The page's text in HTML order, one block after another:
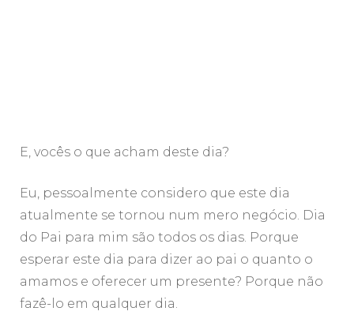
E, vocês o que acham deste dia?
Eu, pessoalmente considero que este dia
atualmente se tornou num mero negócio. Dia
do Pai para mim são todos os dias. Porque
esperar este dia para dizer ao pai o quanto o
amamos e oferecer um presente? Porque não
fazê-lo em qualquer dia.